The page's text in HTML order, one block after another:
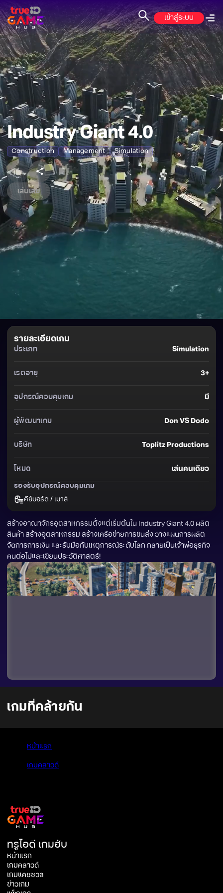
เข้าสู่ระบบ
Industry Giant 4.0
Construction Management Simulation
เล่นเลย
สร้างอาณาจักรอุตสาหกรรมตั้งแต่เริ่มต้นใน Industry Giant 4.0 ผลิต
สินค้า สร้างอุตสาหกรรม สร้างเครือข่ายการขนส่ง วางแผนการผลิต
จัดการการเงิน และรับมือกับเหตุการณ์ระดับโลก กลายเป็นเจ้าพ่อธุรกิจ
คนต่อไปและเขียนประวัติศาสตร์!
รายละเอียดเกม
ประเภท Simulation
เรตอายุ 3+
อุปกรณ์ควบคุมเกม มี
ผู้พัฒนาเกม Don VS Dodo
บริษัท Toplitz Productions
โหมด เล่นคนเดียว
รองรับอุปกรณ์ควบคุมเกม
คีย์บอร์ด / เมาส์
เกมที่คล้ายกัน
หน้าแรก
เกมคลาวด์
ทรูไอดี เกมฮับ
หน้าแรก
เกมคลาวด์
เกมแคชชวล
ข่าวเกม